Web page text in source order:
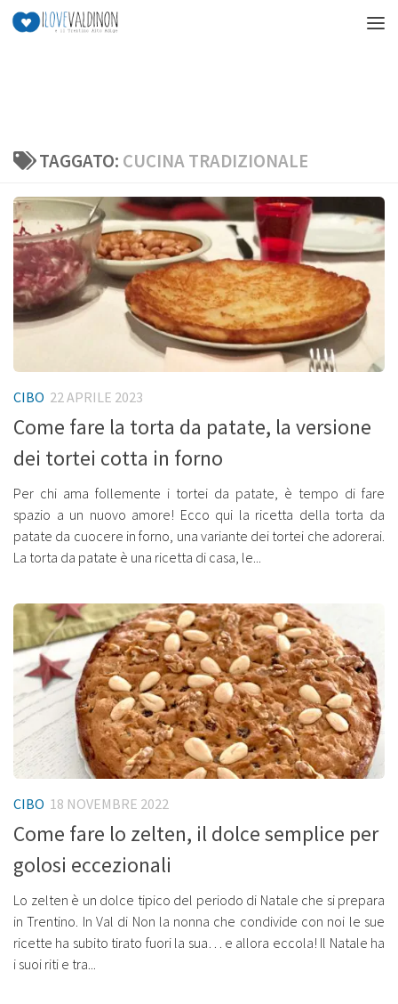
Salta al contenuto
TAGGATO: CUCINA TRADIZIONALE
CIBO 22 APRILE 2023
Come fare la torta da patate, la versione
dei tortei cotta in forno
Per chi ama follemente i tortei da patate, è tempo di fare
spazio a un nuovo amore! Ecco qui la ricetta della torta da
patate da cuocere in forno, una variante dei tortei che adorerai.
La torta da patate è una ricetta di casa, le...
CIBO 18 NOVEMBRE 2022
Come fare lo zelten, il dolce semplice per
golosi eccezionali
Lo zelten è un dolce tipico del periodo di Natale che si prepara
in Trentino. In Val di Non la nonna che condivide con noi le sue
ricette ha subito tirato fuori la sua… e allora eccola! Il Natale ha
i suoi riti e tra...